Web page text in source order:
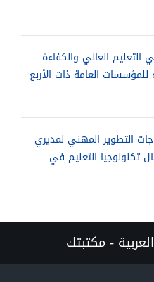
التعليم العالي والكفاءة
للمؤسسات العامة ذات الأربع
التطوير المهني لمديري
تكنولوجيا التعليم في
- مكتبتك